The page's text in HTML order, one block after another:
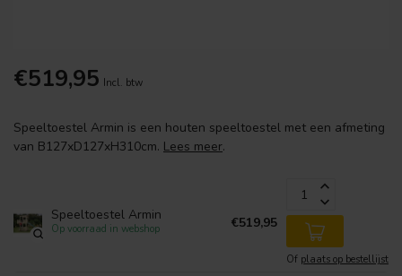
€519,95 Incl. btw
Speeltoestel Armin is een houten speeltoestel met een afmeting
van B127xD127xH310cm. Lees meer.
Speeltoestel Armin
Op voorraad in webshop €519,95
Of plaats op bestellijst